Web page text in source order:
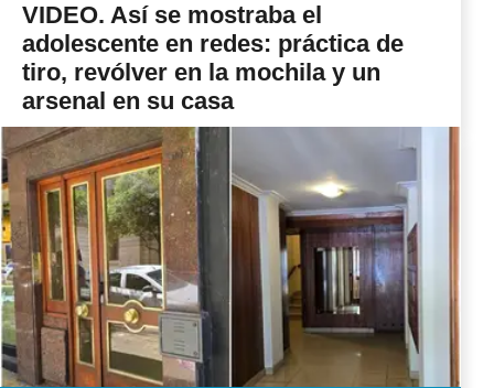
VIDEO. Así se mostraba el
adolescente en redes: práctica de
tiro, revólver en la mochila y un
arsenal en su casa